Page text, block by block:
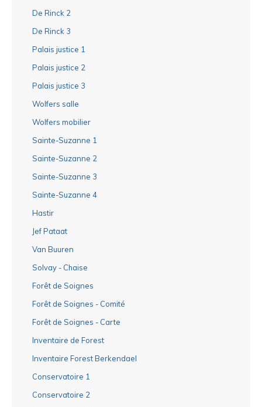
De Rinck 2
De Rinck 3
Palais justice 1
Palais justice 2
Palais justice 3
Wolfers salle
Wolfers mobilier
Sainte-Suzanne 1
Sainte-Suzanne 2
Sainte-Suzanne 3
Sainte-Suzanne 4
Hastir
Jef Pataat
Van Buuren
Solvay - Chaise
Forêt de Soignes
Forêt de Soignes - Comité
Forêt de Soignes - Carte
Inventaire de Forest
Inventaire Forest Berkendael
Conservatoire 1
Conservatoire 2